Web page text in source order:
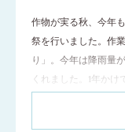
作物が実る秋、今年
祭を行いました。作
り」。今年は降雨量
くれました。1年か
なければなりません